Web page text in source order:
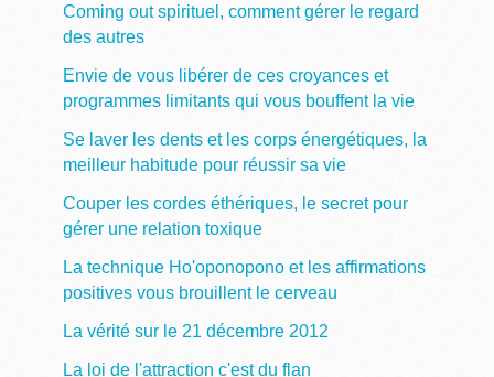
Coming out spirituel, comment gérer le regard
des autres
Envie de vous libérer de ces croyances et
programmes limitants qui vous bouffent la vie
Se laver les dents et les corps énergétiques, la
meilleur habitude pour réussir sa vie
Couper les cordes éthériques, le secret pour
gérer une relation toxique
La technique Ho'oponopono et les affirmations
positives vous brouillent le cerveau
La vérité sur le 21 décembre 2012
La loi de l'attraction c'est du flan